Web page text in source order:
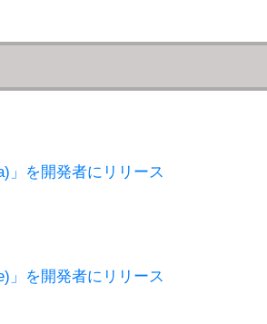
」を開発者にリリース
」を開発者にリリース